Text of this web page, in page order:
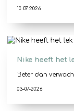
10-07-2026
Nike heeft het
'Beter dan
03-07-2026